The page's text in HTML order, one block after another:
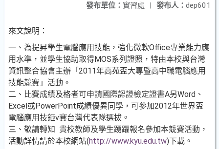
發布人： dep601
發布單位： 實習處 |
來文說明：
一、為提昇學生電腦應用技能，強化微軟Office專業能力應
用水準，並學生協助取得MOS系列證照，特由本校與台灣
資訊整合協會主辦「2011年高苑盃大專暨高中職電腦應用
技能競賽」活動。
二、比賽成績及格者可申請國際認證檢定證書A另Word、
Excel或PowerPoint成績優異同學，可參加2012年世界盃
電腦應用技鉔v賽台灣代表隊選拔。
三、敬請轉知 貴校教師及學生踴躍報名參加本競賽活動，
活動詳情請於本校網站(http://www.kyu.edu.tw)下載。